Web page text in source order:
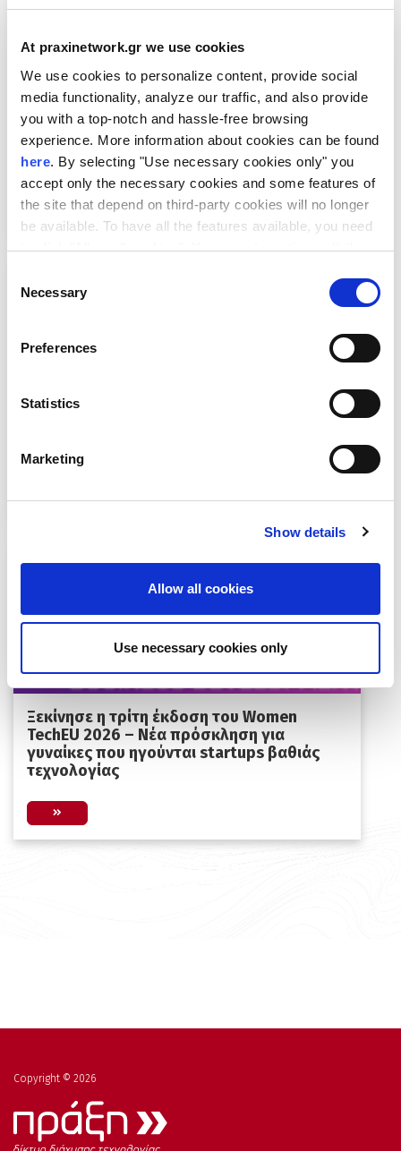
At praxinetwork.gr we use cookies
We use cookies to personalize content, provide social
media functionality, analyze our traffic, and also provide
you with a top-notch and hassle-free browsing
experience. More information about cookies can be found
here. By selecting "Use necessary cookies only" you
accept only the necessary cookies and some features of
the site that depend on third-party cookies will no longer
be available. To have all the features available, you need
to click "Allow all cookies". You can at any time edit the
our site under "Manage cookies".
Selection
Necessary
Preferences
Statistics
Marketing
Show details
Allow all cookies
Use necessary cookies only
EU-Japan Biotech & Pharma 2026
Επιχειρηματικές Συναντήσεις
Ξεκίνησε η τρίτη έκδοση του Women
TechEU 2026 – Νέα πρόσκληση για
γυναίκες που ηγούνται startups βαθιάς
τεχνολογίας
Copyright © 2026